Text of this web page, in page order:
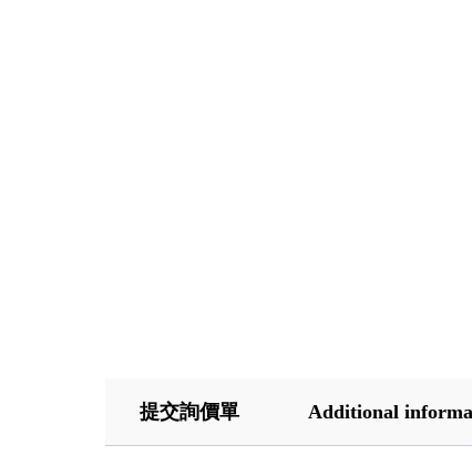
提交詢價單 Additional